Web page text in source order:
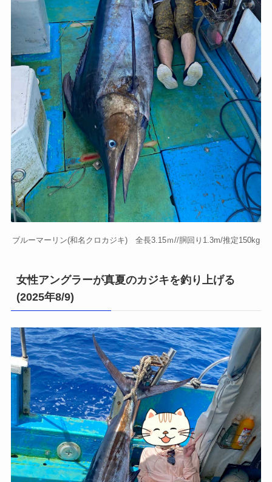
ブルーマーリン(和名クロカジキ) 全長3.15ｍ//胴回り1.3m/推定150kg
女性アングラーが真夏のカジキを釣り上げる
(2025年8/9)